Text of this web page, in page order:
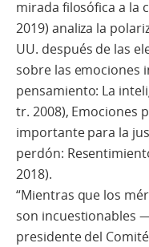
mirada filosófica a la
2019) analiza la
UU. después de las
sobre las emociones
pensamiento: La
tr. 2008), Emociones
importante para la
perdón:
2018).
“Mientras que los
son incuestionables
presidente del